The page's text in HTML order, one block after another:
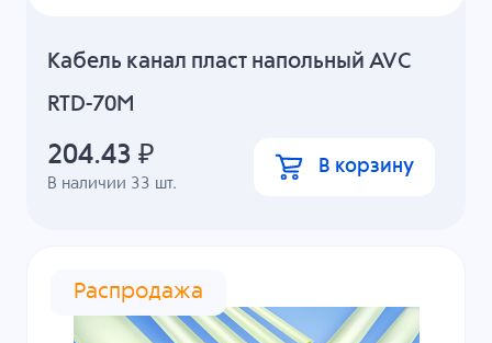
Кабель канал пласт напольный AVC
RTD-70M
В наличии 33 шт.
204.43 ₽ В корзину
Распродажа